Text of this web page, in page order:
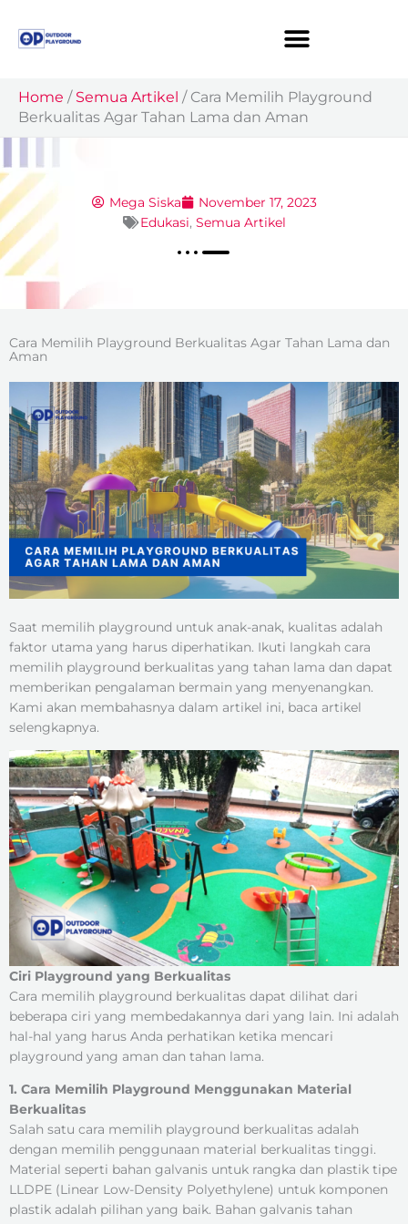
content
Home / Semua Artikel / Cara Memilih Playground
Berkualitas Agar Tahan Lama dan Aman
Mega Siska
November 17, 2023
Edukasi, Semua Artikel
Cara Memilih Playground Berkualitas Agar Tahan Lama dan
Aman
Saat memilih playground untuk anak-anak, kualitas adalah
faktor utama yang harus diperhatikan. Ikuti langkah cara
memilih playground berkualitas yang tahan lama dan dapat
memberikan pengalaman bermain yang menyenangkan.
Kami akan membahasnya dalam artikel ini, baca artikel
selengkapnya.
Ciri Playground yang Berkualitas
Cara memilih playground berkualitas dapat dilihat dari
beberapa ciri yang membedakannya dari yang lain. Ini adalah
hal-hal yang harus Anda perhatikan ketika mencari
playground yang aman dan tahan lama.
1. Cara Memilih Playground Menggunakan Material
Berkualitas
Salah satu cara memilih playground berkualitas adalah
dengan memilih penggunaan material berkualitas tinggi.
Material seperti bahan galvanis untuk rangka dan plastik tipe
LLDPE (Linear Low-Density Polyethylene) untuk komponen
plastik adalah pilihan yang baik. Bahan galvanis tahan